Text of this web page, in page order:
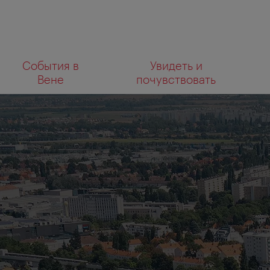
навигации
содержанию
События в
Вене
Увидеть и
почувствовать
Что
вы
ищете?